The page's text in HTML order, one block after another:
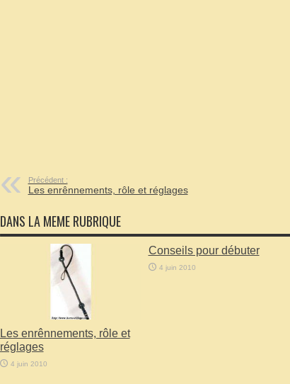
Précédent :
Les enrênnements, rôle et réglages
DANS LA MEME RUBRIQUE
Les enrênnements, rôle et
réglages
4 juin 2010
Conseils pour débuter
4 juin 2010